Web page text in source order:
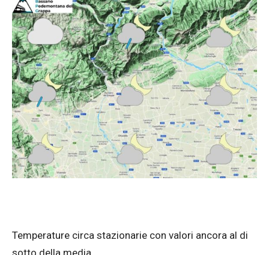
Temperature circa stazionarie con valori ancora al di
sotto della media.